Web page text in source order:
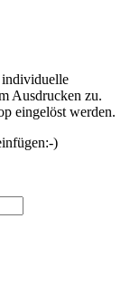
individuelle
Ausdrucken zu.
eingelöst werden.
)